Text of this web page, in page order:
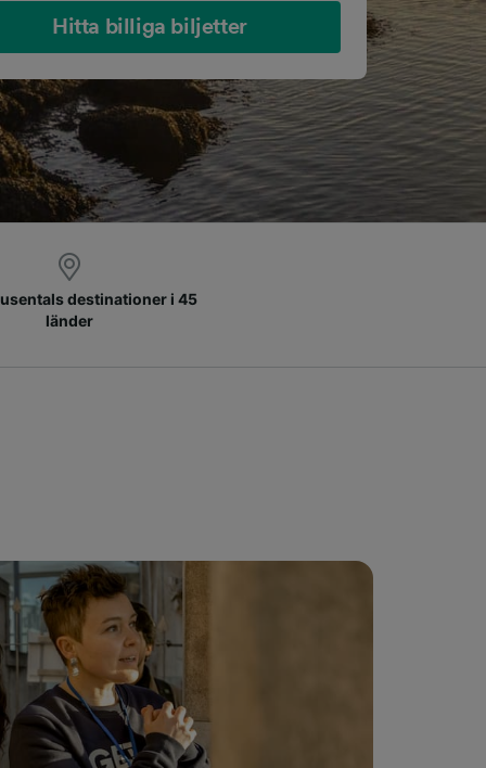
Hitta billiga biljetter
destinationer i 45
länder